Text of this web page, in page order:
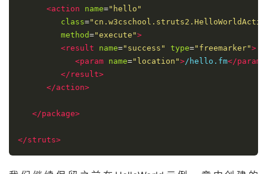
<action name="hello"
class=
method="execute">
<result
name="success" type="freemarker">
<param name="location">/hello.fm</param>
</result>
</action>
</package>
</struts>